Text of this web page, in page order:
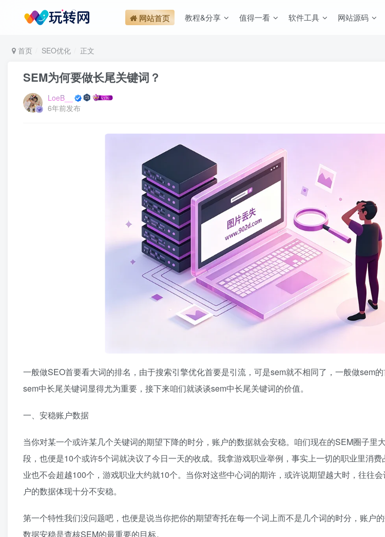
网站首页 教程&分享 值得一看 软件工具 网站源码
首页 SEO优化 正文
SEM为何要做长尾关键词？
LoeB__
6年前发布
一般做SEO首要看大词的排名，由于搜索引擎优化首要是引流，可是sem就不相同了，一般做sem
sem中长尾关键词显得尤为重要，接下来咱们就谈谈sem中长尾关键词的价值。
一、安稳账户数据
当你对某一个或许某几个关键词的期望下降的时分，账户的数据就会安稳。咱们现在的SEM圈子里
段，也便是10个或许5个词就决议了今日一天的收成。我拿游戏职业举例，事实上一切的职业里消
业也不会超越100个，游戏职业大约就10个。当你对这些中心词的期许，或许说期望越大时，往往
户的数据体现十分不安稳。
第一个特性我们没问题吧，也便是说当你把你的期望寄托在每一个词上而不是几个词的时分，账户
数据安稳是查核SEM的最重要的目标。